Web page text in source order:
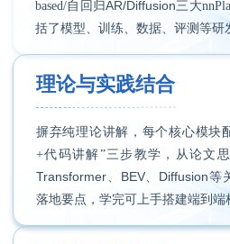
based/自回归AR/Diffusion三大
括了模型、训练、数据、评测等研
理论与实践结合
摒弃纯理论讲解，每个核心模块
+代码讲解”三步教学，从论文
Transformer、 BEV、 Diffusion等
落地要点，学完可上手搭建端到端